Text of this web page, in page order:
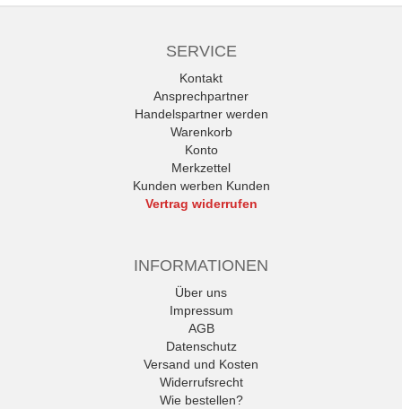
SERVICE
Kontakt
Ansprechpartner
Handelspartner werden
Warenkorb
Konto
Merkzettel
Kunden werben Kunden
Vertrag widerrufen
INFORMATIONEN
Über uns
Impressum
AGB
Datenschutz
Versand und Kosten
Widerrufsrecht
Wie bestellen?